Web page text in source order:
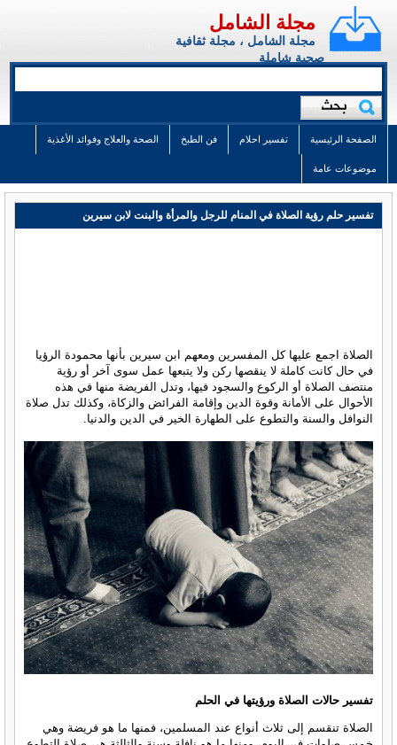
مجلة الشامل
مجلة الشامل ، مجلة ثقافية
صحية شاملة
الصفحة الرئيسية تفسير احلام فن الطبخ الصحة والعلاج وفوائد الأغذية
موضوعات عامة
تفسير حلم رؤية الصلاة في المنام للرجل والمرأة والبنت لابن سيرين
الصلاة اجمع عليها كل المفسرين ومعهم ابن سيرين بأنها محمودة الرؤيا
في حال كانت كاملة لا ينقصها ركن ولا يتبعها عمل سوى آخر أو رؤية
منتصف الصلاة أو الركوع والسجود فيها، وتدل الفريضة منها في هذه
الأحوال على الأمانة وقوة الدين وإقامة الفرائض والزكاة، وكذلك تدل صلاة
النوافل والسنة والتطوع على الطهارة الخير في الدين والدنيا.
تفسير حالات الصلاة ورؤيتها في الحلم
الصلاة تنقسم إلى ثلاث أنواع عند المسلمين، فمنها ما هو فريضة وهي